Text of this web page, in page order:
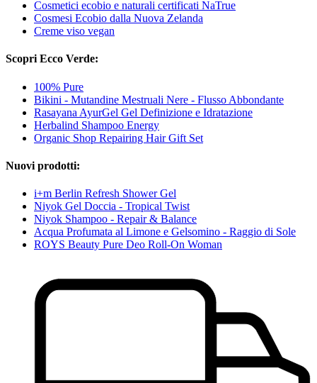
Cosmetici ecobio e naturali certificati NaTrue
Cosmesi Ecobio dalla Nuova Zelanda
Creme viso vegan
Scopri Ecco Verde:
100% Pure
Bikini - Mutandine Mestruali Nere - Flusso Abbondante
Rasayana AyurGel Gel Definizione e Idratazione
Herbalind Shampoo Energy
Organic Shop Repairing Hair Gift Set
Nuovi prodotti:
i+m Berlin Refresh Shower Gel
Niyok Gel Doccia - Tropical Twist
Niyok Shampoo - Repair & Balance
Acqua Profumata al Limone e Gelsomino - Raggio di Sole
ROYS Beauty Pure Deo Roll-On Woman